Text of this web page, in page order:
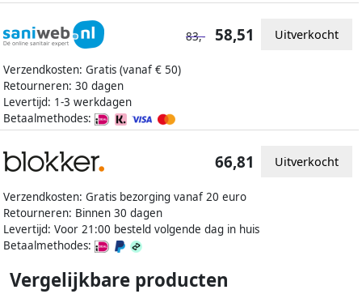
Verzendkosten: Gratis (vanaf € 50)
Retourneren: 30 dagen
Levertijd: 1-3 werkdagen
Betaalmethodes:
83,- 58,51 Uitverkocht
Verzendkosten: Gratis bezorging vanaf 20 euro
Retourneren: Binnen 30 dagen
Levertijd: Voor 21:00 besteld volgende dag in huis
Betaalmethodes:
66,81 Uitverkocht
Vergelijkbare producten